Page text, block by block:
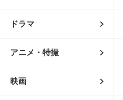
ドラマ
アニメ・特撮
映画